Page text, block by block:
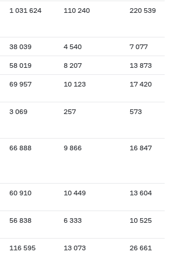
1 031 624 110 240 220 539
38 039 4 540 7 077
58 019 8 207 13 873
69 957 10 123 17 420
3 069 257 573
66 888 9 866 16 847
60 910 10 449 13 604
56 838 6 333 10 525
116 595 13 073 26 661